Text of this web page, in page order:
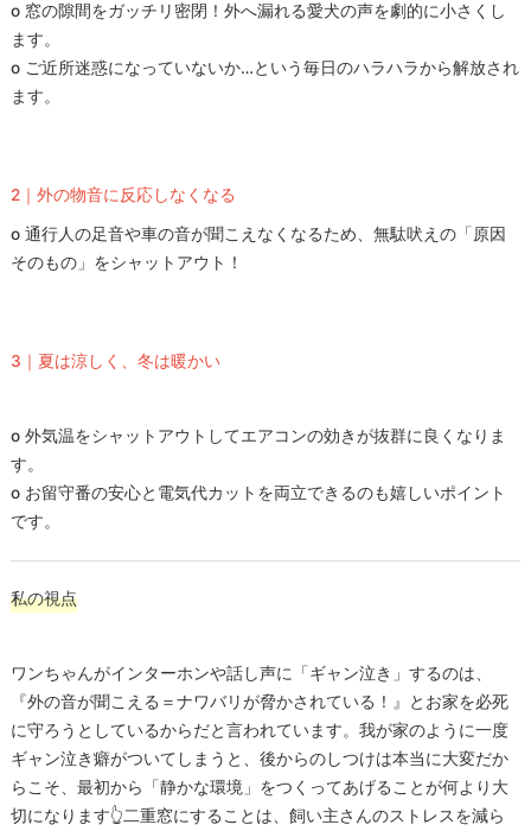
o 窓の隙間をガッチリ密閉！外へ漏れる愛犬の声を劇的に小さくし
ます。
o ご近所迷惑になっていないか…という毎日のハラハラから解放され
ます。
2｜外の物音に反応しなくなる
o 通行人の足音や車の音が聞こえなくなるため、無駄吠えの「原因
そのもの」をシャットアウト！
3｜夏は涼しく、冬は暖かい
o 外気温をシャットアウトしてエアコンの効きが抜群に良くなりま
す。
o お留守番の安心と電気代カットを両立できるのも嬉しいポイント
です。
私の視点
ワンちゃんがインターホンや話し声に「ギャン泣き」するのは、
『外の音が聞こえる＝ナワバリが脅かされている！』とお家を必死
に守ろうとしているからだと言われています。我が家のように一度
ギャン泣き癖がついてしまうと、後からのしつけは本当に大変だか
らこそ、最初から「静かな環境」をつくってあげることが何より大
切になります👆二重窓にすることは、飼い主さんのストレスを減ら